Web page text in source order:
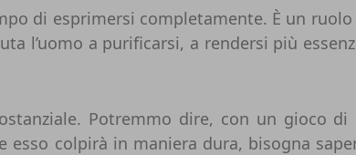
di esprimersi completamente. È un
l’uomo a purificarsi, a rendersi più
Potremmo dire, con un gioco
esso colpirà in maniera dura, bisogna